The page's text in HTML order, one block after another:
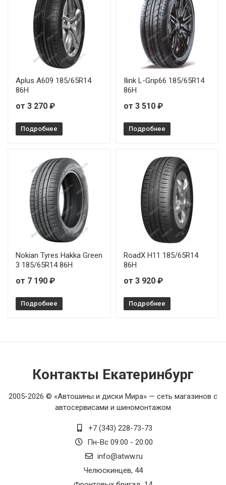
Aplus A609 185/65R14
86H
от 3 270 ₽
Подробнее
Ilink L-Grip66 185/65R14
86H
от 3 510 ₽
Подробнее
Nokian Tyres Hakka Green
3 185/65R14 86H
от 7 190 ₽
Подробнее
RoadX H11 185/65R14
86H
от 3 920 ₽
Подробнее
Контакты Екатеринбург
2005-2026 © «Автошины и диски Мира» — сеть магазинов с
автосервисами и шиномонтажом
+7 (343) 228-73-73
Пн-Вс 09:00 - 20:00
info@atww.ru
Челюскинцев, 44